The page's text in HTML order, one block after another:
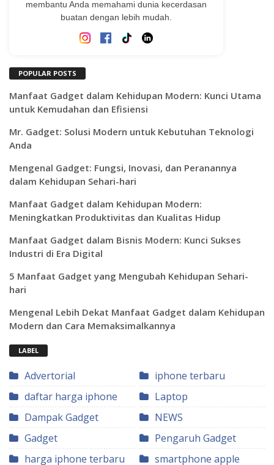
membantu Anda memahami dunia kecerdasan
buatan dengan lebih mudah.
POPULAR POSTS
Manfaat Gadget dalam Kehidupan Modern: Kunci Utama
untuk Kemudahan dan Efisiensi
Mr. Gadget: Solusi Modern untuk Kebutuhan Teknologi
Anda
Mengenal Gadget: Fungsi, Inovasi, dan Peranannya
dalam Kehidupan Sehari-hari
Manfaat Gadget dalam Kehidupan Modern:
Meningkatkan Produktivitas dan Kualitas Hidup
Manfaat Gadget dalam Bisnis Modern: Kunci Sukses
Industri di Era Digital
5 Manfaat Gadget yang Mengubah Kehidupan Sehari-
hari
Mengenal Lebih Dekat Manfaat Gadget dalam Kehidupan
Modern dan Cara Memaksimalkannya
LABEL
Advertorial
daftar harga iphone
Dampak Gadget
Gadget
harga iphone terbaru
iphone terbaru
Laptop
NEWS
Pengaruh Gadget
smartphone apple